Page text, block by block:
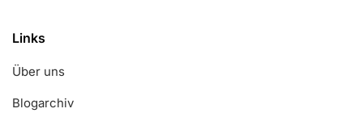
Links
Über uns
Blogarchiv